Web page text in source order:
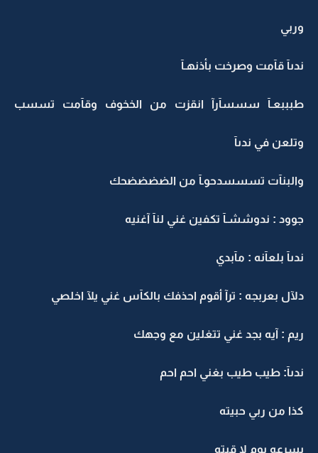
وربي
ندىآ قآمت وصرخت بأذنهـآ
طبببعـآ سسسآرآ انقزت من الخخوف وقآمت تسسب
وتلعن في ندىآ
والبنآت تسسسدحوـآ من الضضضضحك
جوود : ندوششـآ تكفين غني لنآ آغنيه
ندىآ بلعآنه : مآبدي
دلآل بعربجه : ترآ أقوم احذفك بالكآس غني يلآ اخلصي
ريم : آيه بجد غني تتغلين مع وجهك
ندىآ: طيب طيب بغني احم احم
كذا من ربي حبيته
بسرعه يوم لا قيته